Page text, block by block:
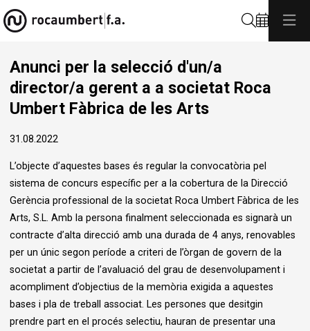
Anunci per la selecció d'un/a
director/a gerent a a societat Roca
Umbert Fàbrica de les Arts
31.08.2022
L’objecte d’aquestes bases és regular la convocatòria pel
sistema de concurs específic per a la cobertura de la Direcció
Gerència professional de la societat Roca Umbert Fàbrica de les
Arts, S.L. Amb la persona finalment seleccionada es signarà un
contracte d’alta direcció amb una durada de 4 anys, renovables
per un únic segon període a criteri de l’òrgan de govern de la
societat a partir de l’avaluació del grau de desenvolupament i
acompliment d’objectius de la memòria exigida a aquestes
bases i pla de treball associat. Les persones que desitgin
prendre part en el procés selectiu, hauran de presentar una